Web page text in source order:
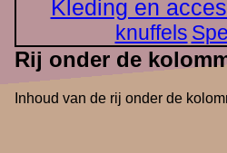
Kleding en
knuffels
Rij onder de
Inhoud van de rij onder de